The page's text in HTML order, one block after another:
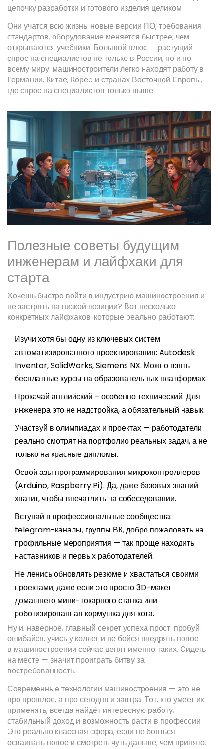
цепочку разработки и готового изделия целиком.
Они учатся всю жизнь: новые версии ПО, требования
стандартов, оборудование меняется быстрее, чем
открываются учебники. Большой плюс — растущий
спрос на специалистов не только в России, но и по
всему миру: машиностроители легко находят работу в
Германии, Китае, Кореe и странах Восточной Европы,
где спрос на специалистов только выше.
Полезные советы будущим
инженерам и лайфхаки для
старта
Хочешь быстро войти в индустрию машиностроения и
не застрять на низкой позиции? Вот несколько
конкретных лайфхаков, которые реально работают:
Изучи хотя бы одну из ключевых систем
автоматизированного проектирования: Autodesk
Inventor, SolidWorks, Siemens NX. Можно взять
бесплатные курсы на образовательных платформах.
Прокачай английский – особенно технический. Для
инженера это не надстройка, а обязательный навык.
Участвуй в олимпиадах и проектах — работодатели
реально смотрят на портфолио реальных задач, а не
только на красные дипломы.
Освой азы программирования микроконтроллеров
(Arduino, Raspberry Pi). Да, даже базовых знаний
хватит, чтобы впечатлить на собеседовании.
Вступай в профессиональные сообщества:
telegram-каналы, группы ВК, добро пожаловать на
профильные мероприятия — так проще находить
наставников и первых работодателей.
Не ленись обновлять резюме и хвастаться своими
проектами, даже если это просто 3D-макет
домашнего мини-токарного станка или
роботизированная кормушка для кота.
Ну и, наверное, главный секрет успеха прост: пробуй,
ошибайся, учись у коллег и не бойся внедрять новое —
в машиностроении сейчас ценят именно таких. Сидеть
на месте — значит проиграть битву за
востребованность.
Современные технологии машиностроения — это не
про прошлое, а про сегодня и завтра. Тот, кто умеет их
применять, всегда найдёт интересную работу,
стабильный доход и возможность расти в профессии.
Это реально классная сфера, если не бояться
осваивать новое и смотреть чуть дальше, чем принято.